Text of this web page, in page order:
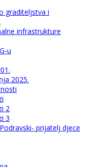
graditeljstva i
infrastrukture
u
2025.
2
3
prijatelj djece